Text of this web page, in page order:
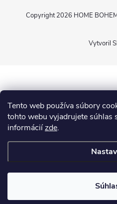
Tento web používa súbory
tohto webu vyjadrujete súhlas
informáciízde.
Vytvoril
Copyright 2026 HOME